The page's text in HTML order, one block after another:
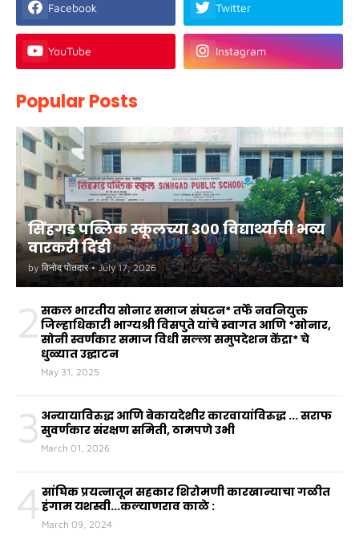
Facebook Twitter
YouTube Instagram
Popular Posts
सिंहगड पब्लिक स्कूलच्या ३०० विद्यार्थ्यांची भव्य
वारकरी दिंडी
by विनोद पोतदार • July 17, 2026
2 सकल भारतीय सोनार समाज संघटन* तर्फे नवनियुक्त
जिल्हाधिकारी भाग्यश्री विसपुते यांचे स्वागत आणि *सोनार,
सोनी स्वर्णकार समाज विधी सल्ला समुपदेशन केंद्रा* चे
धुळ्यात उद्घाटन
May 31, 2025
3 अन्यायाविरुद्ध आणि बेकायदेशीर कारवायांविरुद्ध ... सराफ
सुवर्णकार संरक्षण समिती, ठामपणे उभी
March 01, 2026
4 सांघिक प्रयत्नातून सहकार शिरोमणी कारखान्याचा गळीत
हंगाम यशस्वी...कल्याणराव काळे :
March 09, 2024